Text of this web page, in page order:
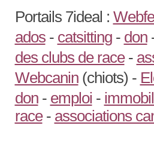
Portails 7ideal :
ados- catsitting- don
des clubs de race-
Webcanin(chiots) -
don- emploi -
race- associations